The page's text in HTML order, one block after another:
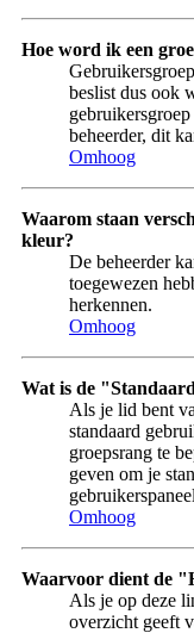
Hoe word ik een
beslist dus ook
beheerder, dit
Omhoog
Waarom staan
kleur?
De beheerder
toegewezen
herkennen.
Omhoog
Wat is de
Als je lid bent
standaard
groepsrang te
geven om je
Omhoog
Waarvoor dient de
Als je op deze
overzicht geeft